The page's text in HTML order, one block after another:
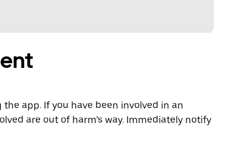
app. If you have been involved in an
are out of harm’s way. Immediately notify